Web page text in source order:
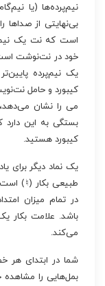
نیم‌پرده‌ها (یا
بی‌نهایتی از
است که نت یک
خود در نت‌نوشت
یک نیم‌پرده
کیبورد و حامل
می را نشان
بستگی به این دارد
کیبورد هستید.
یک نماد دیگر برای
طبیعی بکار (♮) است.
در تمام میزان
باشد. علامت بکار
می‌کند.
شما در ابتدای هر
بمل‌هایی را مشاهده